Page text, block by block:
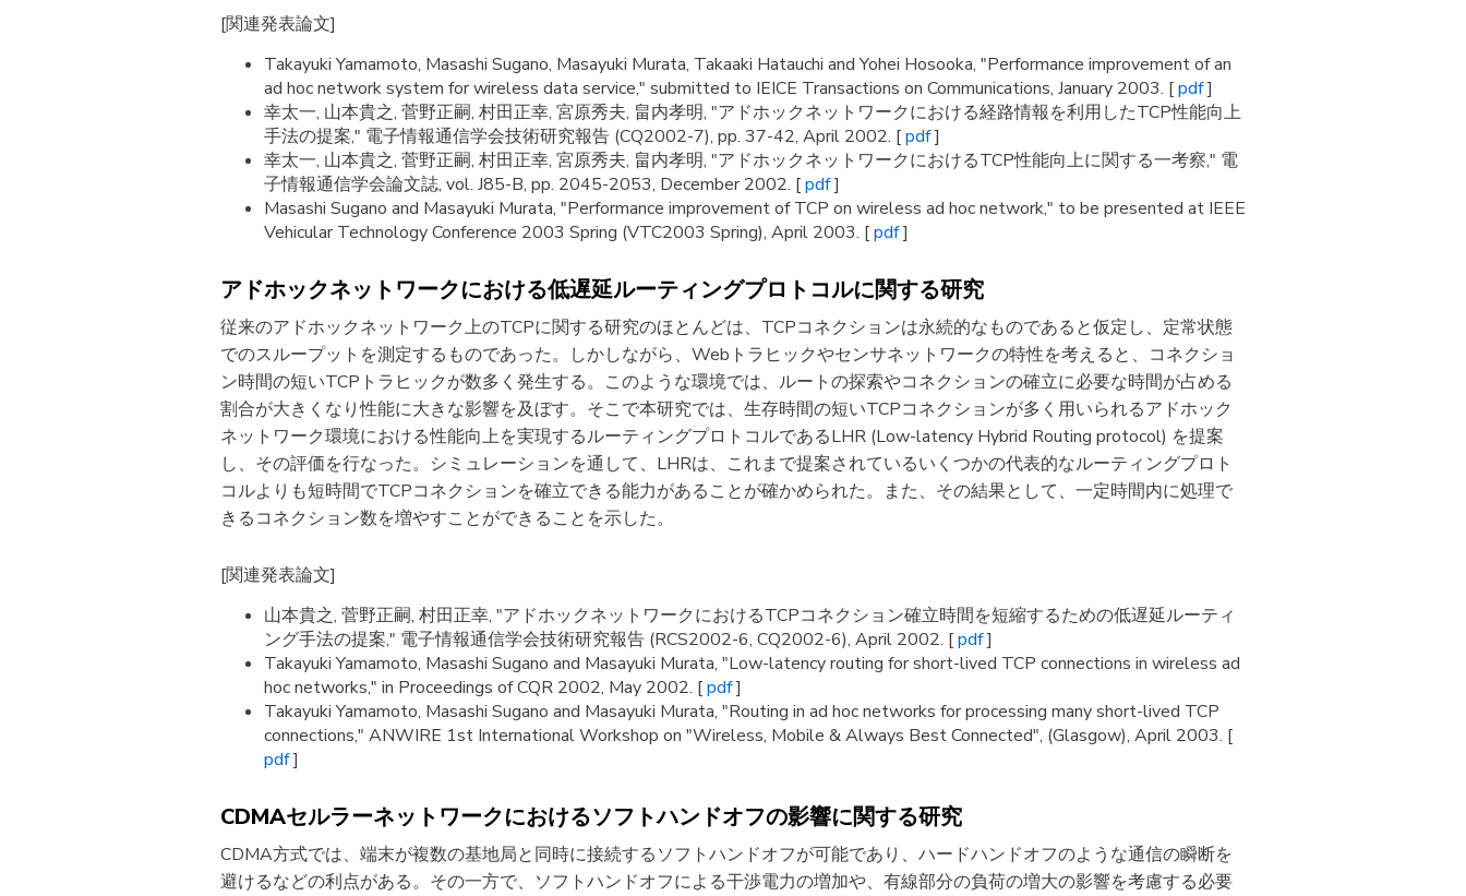
[関連発表論文]
Takayuki Yamamoto, Masashi Sugano, Masayuki Murata, Takaaki Hatauchi and Yohei Hosooka, "Performance improvement of an
ad hoc network system for wireless data service," submitted to IEICE Transactions on Communications, January 2003. [pdf]
幸太一, 山本貴之, 菅野正嗣, 村田正幸, 宮原秀夫, 畠内孝明, "アドホックネットワークにおける経路情報を利用したTCP性能向上
手法の提案," 電子情報通信学会技術研究報告 (CQ2002-7), pp. 37-42, April 2002. [pdf]
幸太一, 山本貴之, 菅野正嗣, 村田正幸, 宮原秀夫, 畠内孝明, "アドホックネットワークにおけるTCP性能向上に関する一考察," 電
子情報通信学会論文誌, vol. J85-B, pp. 2045-2053, December 2002. [pdf]
Masashi Sugano and Masayuki Murata, "Performance improvement of TCP on wireless ad hoc network," to be presented at IEEE
Vehicular Technology Conference 2003 Spring (VTC2003 Spring), April 2003. [pdf]
アドホックネットワークにおける低遅延ルーティングプロトコルに関する研究
従来のアドホックネットワーク上のTCPに関する研究のほとんどは、TCPコネクションは永続的なものであると仮定し、定常状態
でのスループットを測定するものであった。しかしながら、Webトラヒックやセンサネットワークの特性を考えると、コネクショ
ン時間の短いTCPトラヒックが数多く発生する。このような環境では、ルートの探索やコネクションの確立に必要な時間が占める
割合が大きくなり性能に大きな影響を及ぼす。そこで本研究では、生存時間の短いTCPコネクションが多く用いられるアドホック
ネットワーク環境における性能向上を実現するルーティングプロトコルであるLHR (Low-latency Hybrid Routing protocol) を提案
し、その評価を行なった。シミュレーションを通して、LHRは、これまで提案されているいくつかの代表的なルーティングプロト
コルよりも短時間でTCPコネクションを確立できる能力があることが確かめられた。また、その結果として、一定時間内に処理で
きるコネクション数を増やすことができることを示した。
[関連発表論文]
山本貴之, 菅野正嗣, 村田正幸, "アドホックネットワークにおけるTCPコネクション確立時間を短縮するための低遅延ルーティ
ング手法の提案," 電子情報通信学会技術研究報告 (RCS2002-6, CQ2002-6), April 2002. [pdf]
Takayuki Yamamoto, Masashi Sugano and Masayuki Murata, "Low-latency routing for short-lived TCP connections in wireless ad
hoc networks," in Proceedings of CQR 2002, May 2002. [pdf]
Takayuki Yamamoto, Masashi Sugano and Masayuki Murata, "Routing in ad hoc networks for processing many short-lived TCP
connections," ANWIRE 1st International Workshop on "Wireless, Mobile & Always Best Connected", (Glasgow), April 2003. [
pdf]
CDMAセルラーネットワークにおけるソフトハンドオフの影響に関する研究
CDMA方式では、端末が複数の基地局と同時に接続するソフトハンドオフが可能であり、ハードハンドオフのような通信の瞬断を
避けるなどの利点がある。その一方で、ソフトハンドオフによる干渉電力の増加や、有線部分の負荷の増大の影響を考慮する必要